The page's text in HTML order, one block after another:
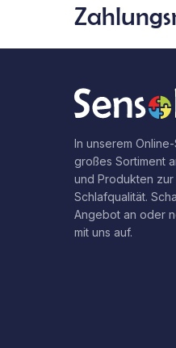
In unserem
großes Sortiment
und Produkten
Schlafqualität.
Angebot an oder
mit uns auf.